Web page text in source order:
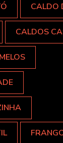
CALDO
CALDOS